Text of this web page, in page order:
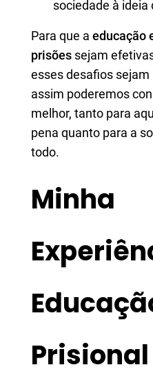
sociedade à ideia
Para que a educação
prisões sejam
esses desafios
assim poderemos
melhor, tanto para
pena quanto para a
todo.
Minha
Prisional